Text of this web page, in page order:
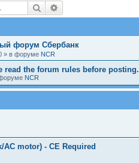
Поиск
форум Сбербанк
» в форуме NCR
read the forum rules before posting.
NCR
motor) - CE Required